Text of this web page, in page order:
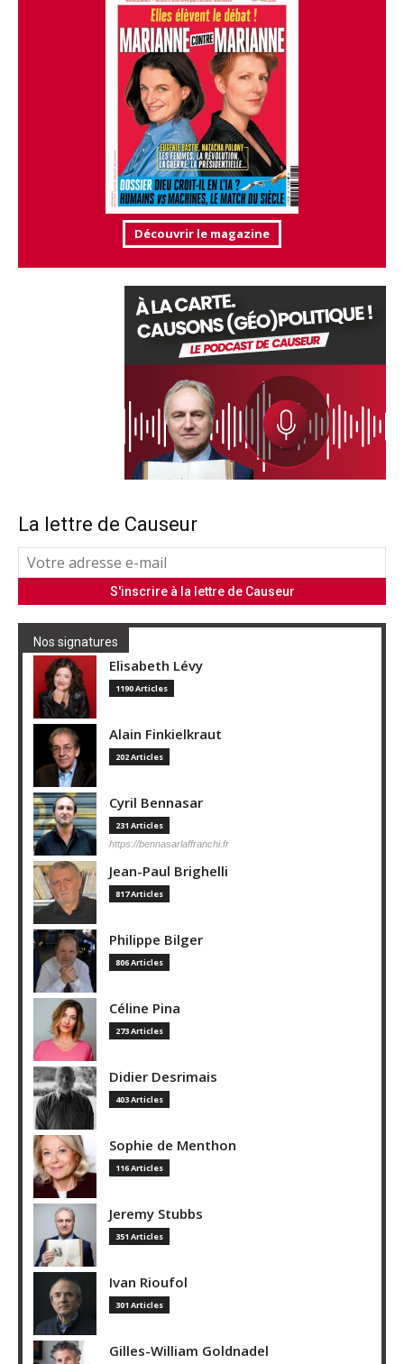
Découvrir le magazine
La lettre de Causeur
Nos signatures
Elisabeth Lévy
1190 Articles
Alain Finkielkraut
202 Articles
Cyril Bennasar
231 Articles
https://bennasarlaffranchi.fr
Jean-Paul Brighelli
817 Articles
Philippe Bilger
806 Articles
Céline Pina
273 Articles
Didier Desrimais
403 Articles
Sophie de Menthon
116 Articles
Jeremy Stubbs
351 Articles
Ivan Rioufol
301 Articles
Gilles-William Goldnadel